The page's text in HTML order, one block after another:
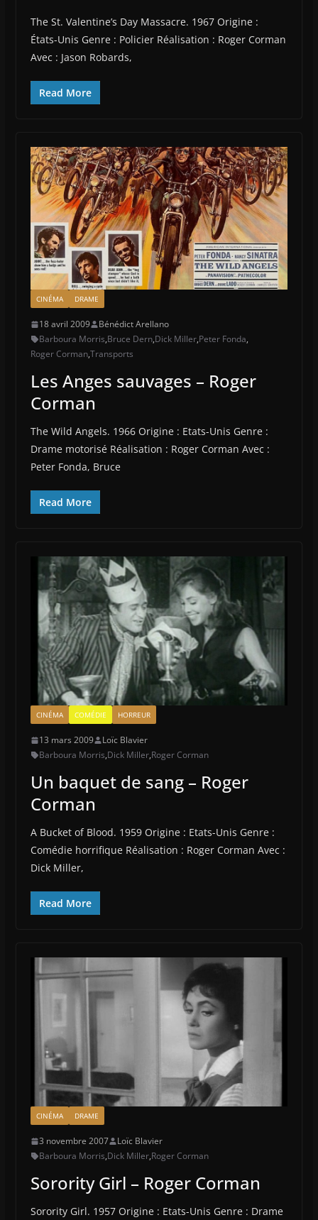
The St. Valentine’s Day Massacre. 1967 Origine :
États-Unis Genre : Policier Réalisation : Roger Corman
Avec : Jason Robards,
Read More
CINÉMA DRAME
18 avril 2009
Bénédict Arellano
Barboura Morris,Bruce Dern,Dick Miller,Peter Fonda,
Roger Corman,Transports
Les Anges sauvages – Roger
Corman
The Wild Angels. 1966 Origine : Etats-Unis Genre :
Drame motorisé Réalisation : Roger Corman Avec :
Peter Fonda, Bruce
Read More
CINÉMA COMÉDIE HORREUR
13 mars 2009
Loïc Blavier
Barboura Morris,Dick Miller,Roger Corman
Un baquet de sang – Roger
Corman
A Bucket of Blood. 1959 Origine : Etats-Unis Genre :
Comédie horrifique Réalisation : Roger Corman Avec :
Dick Miller,
Read More
CINÉMA DRAME
3 novembre 2007
Loïc Blavier
Barboura Morris,Dick Miller,Roger Corman
Sorority Girl – Roger Corman
Sorority Girl. 1957 Origine : Etats-Unis Genre : Drame